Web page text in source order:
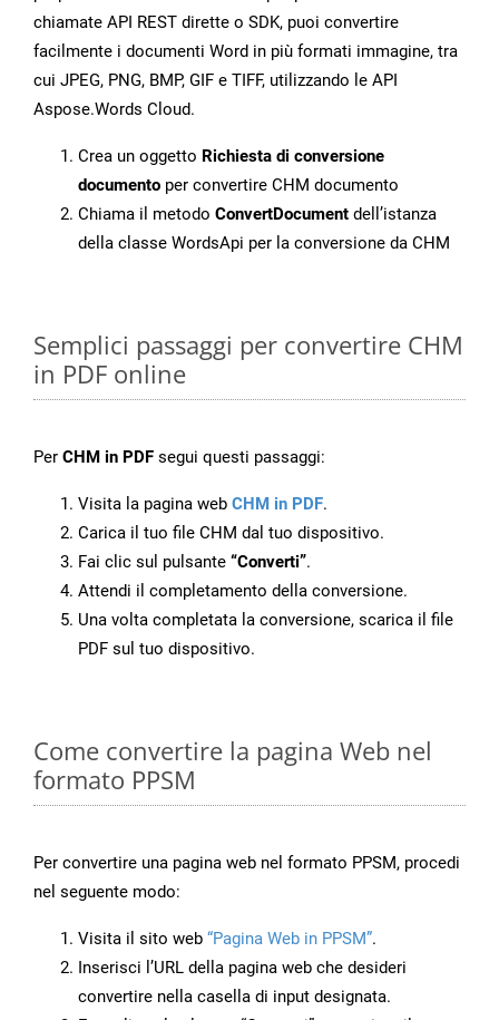
chiamate API REST dirette o SDK, puoi convertire
facilmente i documenti Word in più formati immagine, tra
cui JPEG, PNG, BMP, GIF e TIFF, utilizzando le API
Aspose.Words Cloud.
Crea un oggetto Richiesta di conversione
documento per convertire CHM documento
Chiama il metodo ConvertDocument dell’istanza
della classe WordsApi per la conversione da CHM
Semplici passaggi per convertire CHM
in PDF online
Per CHM in PDF segui questi passaggi:
Visita la pagina web CHM in PDF.
Carica il tuo file CHM dal tuo dispositivo.
Fai clic sul pulsante “Converti”.
Attendi il completamento della conversione.
Una volta completata la conversione, scarica il file
PDF sul tuo dispositivo.
Come convertire la pagina Web nel
formato PPSM
Per convertire una pagina web nel formato PPSM, procedi
nel seguente modo:
Visita il sito web “Pagina Web in PPSM”.
Inserisci l’URL della pagina web che desideri
convertire nella casella di input designata.